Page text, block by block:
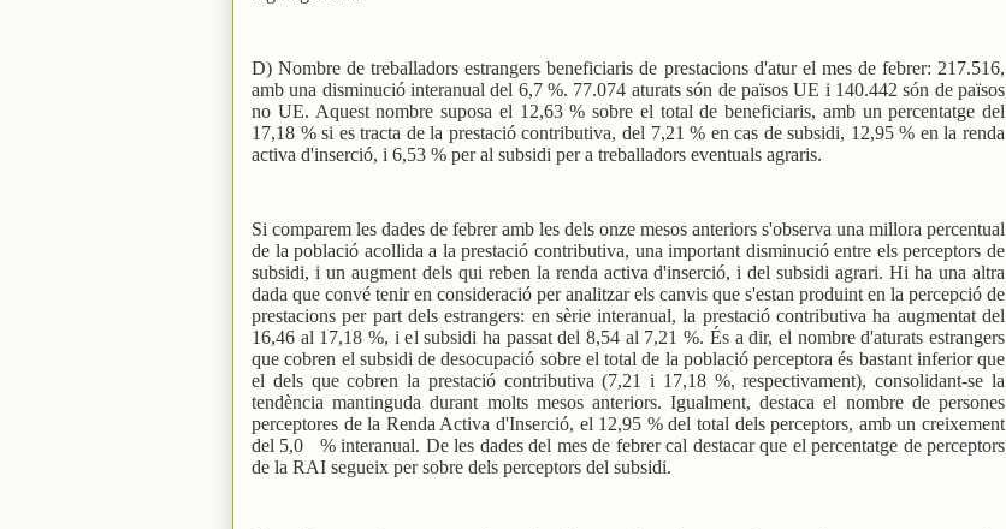
D) Nombre de treballadors estrangers beneficiaris de prestacions d'atur el mes de febrer: 217.516,
amb una disminució interanual del 6,7 %. 77.074 aturats són de països UE i 140.442 són de països
no UE. Aquest nombre suposa el 12,63 % sobre el total de beneficiaris, amb un percentatge del
17,18 % si es tracta de la prestació contributiva, del 7,21 % en cas de subsidi, 12,95 % en la renda
activa d'inserció, i 6,53 % per al subsidi per a treballadors eventuals agraris.
Si comparem les dades de febrer amb les dels onze mesos anteriors s'observa una millora percentual
de la població acollida a la prestació contributiva, una important disminució entre els perceptors de
subsidi, i un augment dels qui reben la renda activa d'inserció, i del subsidi agrari. Hi ha una altra
dada que convé tenir en consideració per analitzar els canvis que s'estan produint en la percepció de
prestacions per part dels estrangers: en sèrie interanual, la prestació contributiva ha augmentat del
16,46 al 17,18 %, i el subsidi ha passat del 8,54 al 7,21 %. És a dir, el nombre d'aturats estrangers
que cobren el subsidi de desocupació sobre el total de la població perceptora és bastant inferior que
el dels que cobren la prestació contributiva (7,21 i 17,18 %, respectivament), consolidant-se la
tendència mantinguda durant molts mesos anteriors. Igualment, destaca el nombre de persones
perceptores de la Renda Activa d'Inserció, el 12,95 % del total dels perceptors, amb un creixement
del 5,0
% interanual. De les dades del mes de febrer cal destacar que el percentatge de perceptors
de la RAI segueix per sobre dels perceptors del subsidi.